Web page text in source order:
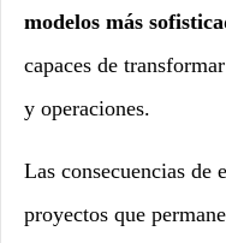
modelos más
capaces de
y operaciones.
Las consecuencias de
proyectos que